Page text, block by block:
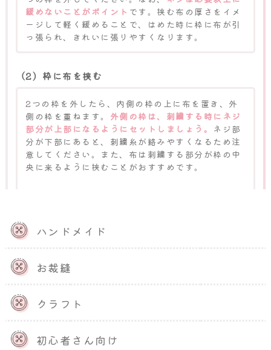
ハンドメイド
お裁縫
クラフト
初心者さん向け
緩めないことがポイント です。挟む布の厚さをイメ
ージして軽く緩めることで、はめた時に枠に布が引
っ張られ、きれいに張りやすくなります。
（2）枠に布を挟む
2つの枠を外したら、内側の枠の上に布を置き、外
側の枠を重ねます。 外側の枠は、刺繍する時にネジ
部分が上部になるようにセットしましょう。 ネジ部
分が下部にあると、刺繍糸が絡みやすくなるため注
意してください。また、布は刺繍する部分が枠の中
央に来るように挟むことがおすすめです。
ます。
（3）ネジを締めて布を固定する
刺繍枠の間に布を挟んだら、外側の枠に付いている
ネジを締めてください。たるみやゆがみがないよう
に、布を軽く引っ張って調整します。布を強く引っ
張りすぎると布目がゆがみ、仕上がりに影響が出て